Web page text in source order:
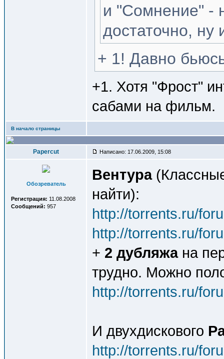
и "Сомнение" -
достаточно,
+ 1! Давно
+1. Хотя "Фрост"
сабами на фильм.
В начало страницы
Papercut Написано: 17.06.2009, 15:08
Обозреватель
Регистрация: 11.08.2008
Сообщений: 957
Вентура
найти):
http://torrents.ru/
http://torrents.ru/
+ 2 дубляжана
трудно. Можно
http://torrents.ru/
И двухдискового
http://torrents.ru/